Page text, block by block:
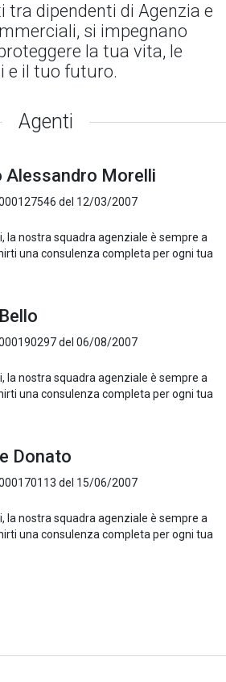
tra dipendenti di Agenzia e
si impegnano
la tua vita, le
e il tuo futuro.
Agenti
Alessandro Morelli
del 12/03/2007
la nostra squadra agenziale è sempre a
una consulenza completa per ogni tua
del 06/08/2007
la nostra squadra agenziale è sempre a
una consulenza completa per ogni tua
Donato
del 15/06/2007
la nostra squadra agenziale è sempre a
una consulenza completa per ogni tua